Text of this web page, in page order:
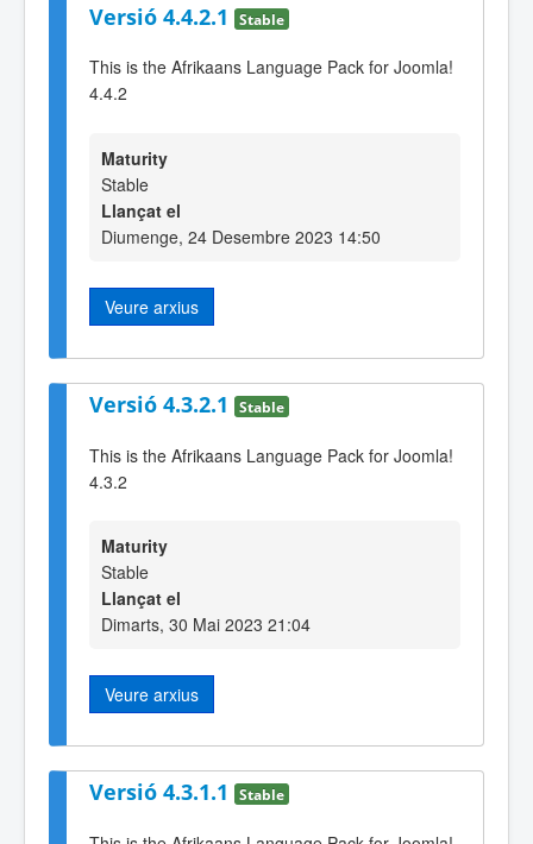
Versió 4.4.2.1 Stable
This is the Afrikaans Language Pack for Joomla!
4.4.2
Maturity
Stable
Llançat el
Diumenge, 24 Desembre 2023 14:50
Veure arxius
Versió 4.3.2.1 Stable
This is the Afrikaans Language Pack for Joomla!
4.3.2
Maturity
Stable
Llançat el
Dimarts, 30 Mai 2023 21:04
Veure arxius
Versió 4.3.1.1 Stable